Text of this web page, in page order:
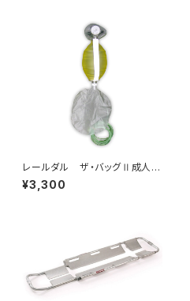
レールダル ザ・バッグⅡ成人用
＃5（単回使用手動式肺人工蘇
生器）
¥3,300